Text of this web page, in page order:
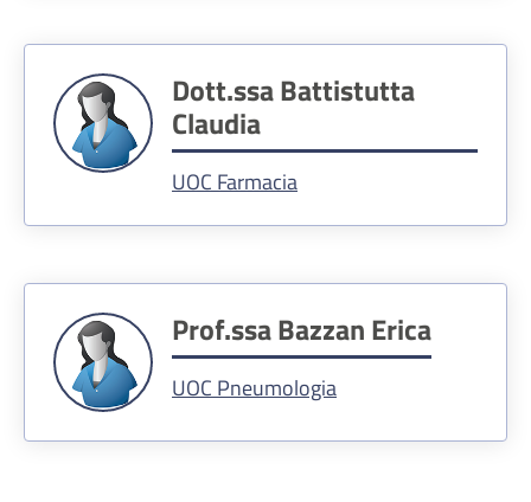
Dott.ssa Battistutta
Claudia
UOC Farmacia
Prof.ssa Bazzan Erica
UOC Pneumologia